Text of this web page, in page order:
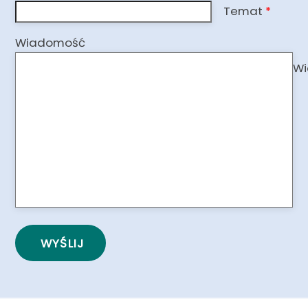
Temat *
Wiadomość
WYŚLIJ